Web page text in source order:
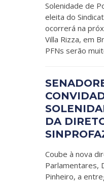
Solenidade de
eleita do
ocorrerá na
Villa Rizza, em
PFNs serão
DA
Coube à nova
Parlamentares,
Pinheiro, a